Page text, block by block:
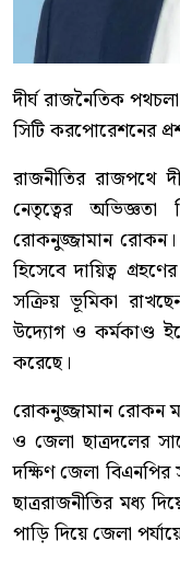
দীর্ঘ রাজনৈতিক
সিটি করপোরেশনের
রাজনীতির রাজপথে
নেতৃত্বের অভিজ্ঞতা
রোকনুজ্জামান রোকন।
হিসেবে দায়িত্ব
সক্রিয় ভূমিকা
উদ্যোগ ও কর্মকাণ্ড
করেছে।
রোকনুজ্জামান রোকন
ও জেলা ছাত্রদলের
দক্ষিণ জেলা বিএনপির
ছাত্ররাজনীতির মধ্য
পাড়ি দিয়ে জেলা